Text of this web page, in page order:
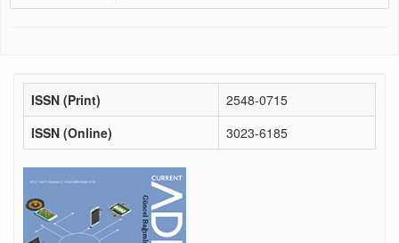
ISSN (Print)
2548-0715
ISSN (Online)
3023-6185